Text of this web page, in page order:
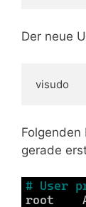
Der neue
visudo
Folgenden
gerade